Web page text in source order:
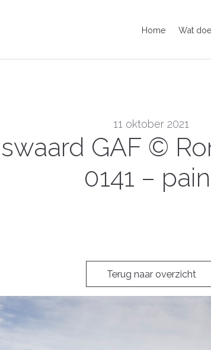
Home Wat
11 oktober 2021
GAF ©
0141 –
Terug naar overzicht